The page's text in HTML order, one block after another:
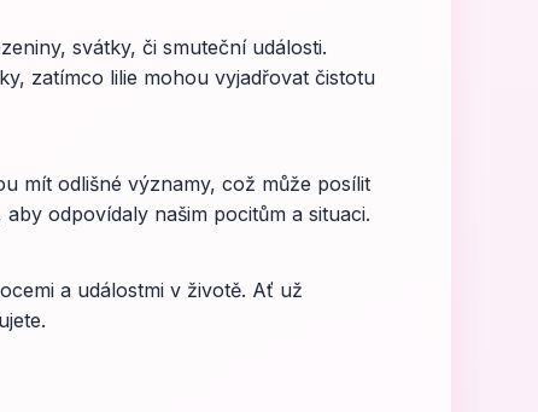
svátky, či smuteční události.
zatímco lilie mohou vyjadřovat čistotu
mít odlišné významy, což může posílit
odpovídaly našim pocitům a situaci.
a událostmi v životě. Ať už